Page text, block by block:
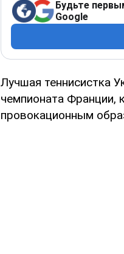
Будьте
Google
Лучшая теннисистка
чемпионата Франции,
провокационным